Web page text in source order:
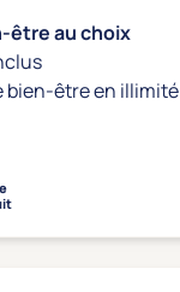
être au choix
bien-être en illimité